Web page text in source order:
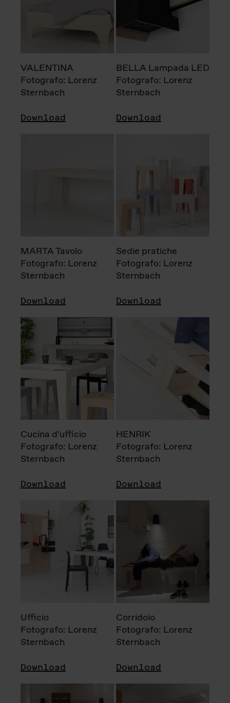
VALENTINA
Fotografo: Lorenz
Sternbach
Download
BELLA Lampada LED
Fotografo: Lorenz
Sternbach
Download
MARTA Tavolo
Fotografo: Lorenz
Sternbach
Download
Sedie pratiche
Fotografo: Lorenz
Sternbach
Download
Cucina d'ufficio
Fotografo: Lorenz
Sternbach
Download
HENRIK
Fotografo: Lorenz
Sternbach
Download
Ufficio
Fotografo: Lorenz
Sternbach
Download
Corridoio
Fotografo: Lorenz
Sternbach
Download